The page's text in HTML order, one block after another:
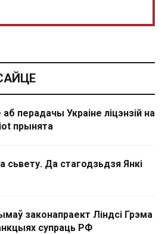
перадачы Украіне ліцэнзій на
прынята
сьвету. Да стагодзьдзя Янкі
законапраект Ліндсі Грэма
супраць РФ